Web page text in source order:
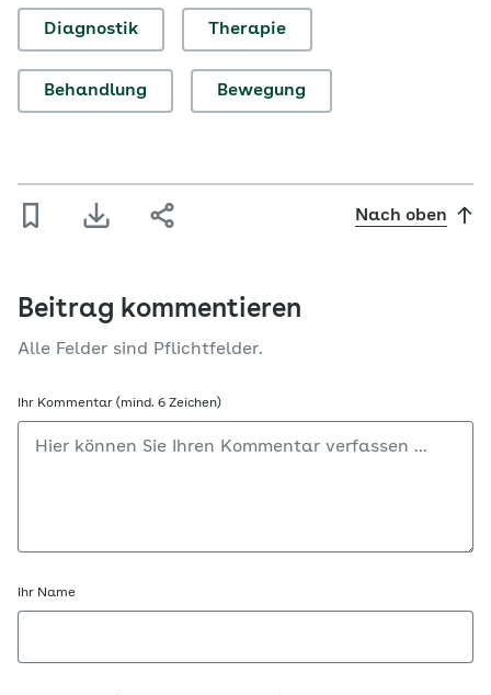
Diagnostik Therapie
Behandlung Bewegung
Nach oben
Beitrag kommentieren
Alle Felder sind Pflichtfelder.
Ihr Kommentar (mind. 6 Zeichen)
Ihr Name